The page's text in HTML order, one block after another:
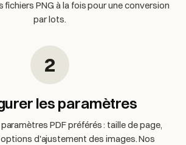
PNG à la fois pour une conversion
par lots.
2
les paramètres
PDF préférés : taille de page,
d'ajustement des images. Nos